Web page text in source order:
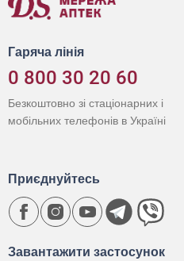
Гаряча лінія
0 800 30 20 60
Безкоштовно зі стаціонарних і
мобільних телефонів в Україні
Завантажити застосунок
Приєднуйтесь